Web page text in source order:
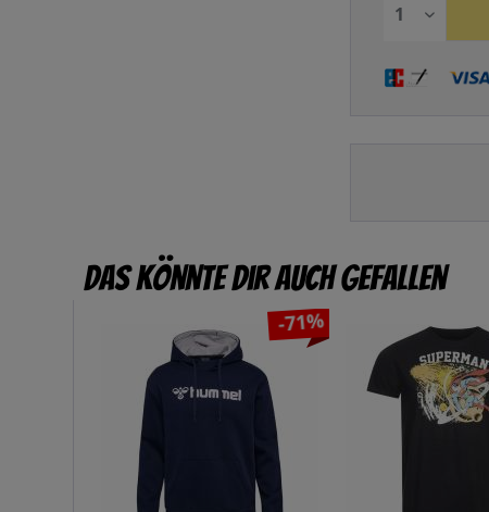
Das könnte dir auch gefallen
-71%